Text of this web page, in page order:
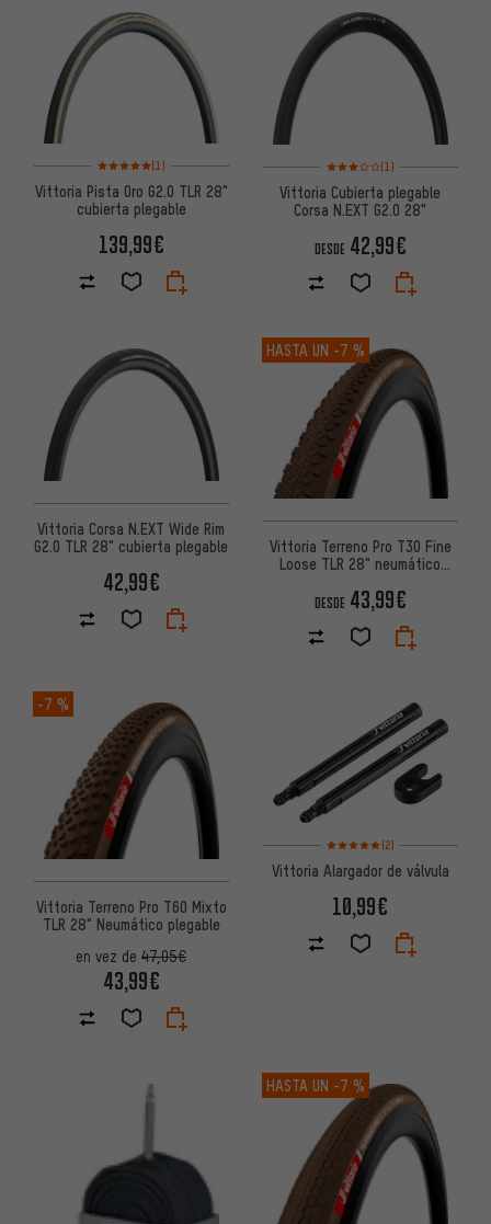
Valoración media: 5 de 5 basada en 1 reseñas
(1)
Vittoria Pista Oro G2.0 TLR 28"
cubierta plegable
139,99€
Valoración media: 3 de 5
(1)
Vittoria Cubierta plegable
Corsa N.EXT G2.0 28"
DESDE 42,99€
Vittoria Corsa N.EXT Wide Rim
G2.0 TLR 28" cubierta plegable
42,99€
HASTA UN -7 %
Vittoria Terreno Pro T30 Fine
Loose TLR 28" neumático
DESDE 43,99€
-7 %
Vittoria Terreno Pro T60 Mixto
TLR 28" Neumático plegable
en vez de 47,05€
43,99€
Valoración media: 5 de 5
(2)
Vittoria Alargador de válvula
10,99€
HASTA UN -7 %